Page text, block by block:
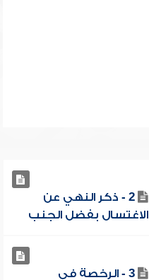
2 - ذكر النهي عن
الاغتسال بفضل الجنب
3 - الرخصة في